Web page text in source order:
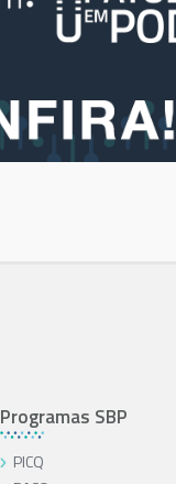
Programas SBP
PICQ